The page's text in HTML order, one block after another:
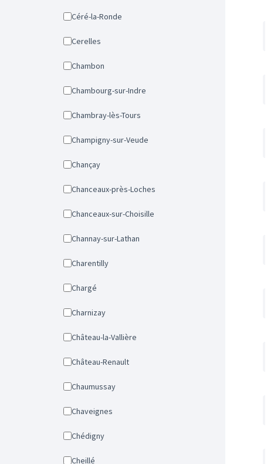
Céré-la-Ronde
Cerelles
Chambon
Chambourg-sur-Indre
Chambray-lès-Tours
Champigny-sur-Veude
Chançay
Chanceaux-près-Loches
Chanceaux-sur-Choisille
Channay-sur-Lathan
Charentilly
Chargé
Charnizay
Château-la-Vallière
Château-Renault
Chaumussay
Chaveignes
Chédigny
Cheillé